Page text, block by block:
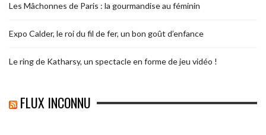
Les Mâchonnes de Paris : la gourmandise au féminin
Expo Calder, le roi du fil de fer, un bon goût d’enfance
Le ring de Katharsy, un spectacle en forme de jeu vidéo !
FLUX INCONNU